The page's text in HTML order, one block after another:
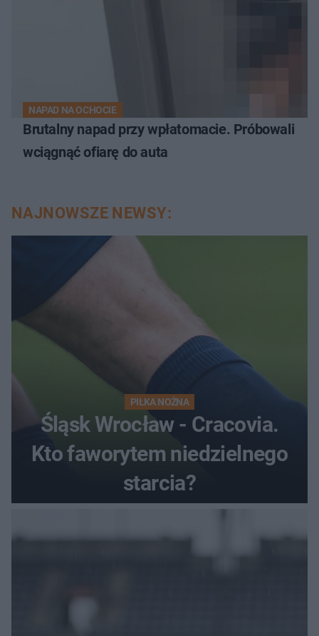
NAPAD NA OCHOCIE
Brutalny napad przy wpłatomacie. Próbowali
wciągnąć ofiarę do auta
NAJNOWSZE NEWSY:
PIŁKA NOŻNA
Śląsk Wrocław - Cracovia.
Kto faworytem niedzielnego
starcia?